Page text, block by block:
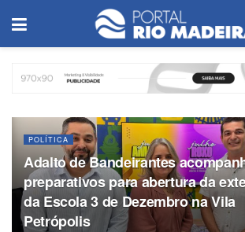
POLÍTICA
Adalto de Bandeirantes
preparativos para abertura da
da Escola 3 de Dezembro na Vila
Petrópolis